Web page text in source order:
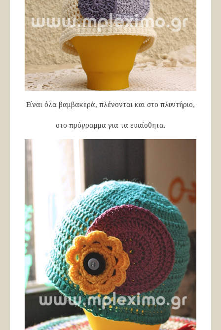
Είναι όλα βαμβακερά, πλένονται και στο πλυντήριο,
στο πρόγραμμα για τα ευαίσθητα.